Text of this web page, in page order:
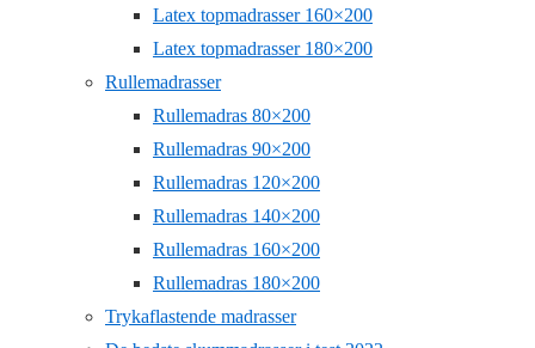
Latex topmadrasser 160×200
Latex topmadrasser 180×200
Rullemadrasser
Rullemadras 80×200
Rullemadras 90×200
Rullemadras 120×200
Rullemadras 140×200
Rullemadras 160×200
Rullemadras 180×200
Trykaflastende madrasser